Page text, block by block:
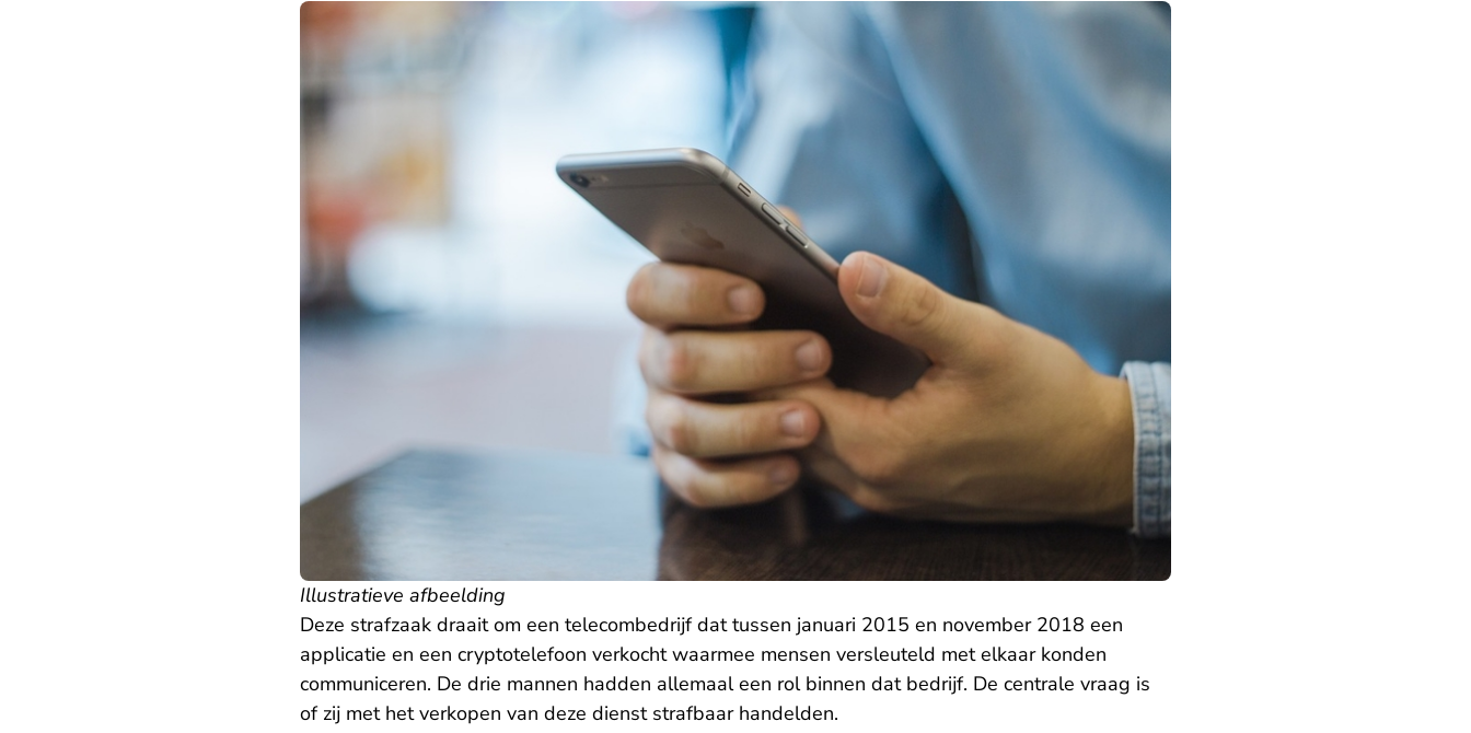
Illustratieve afbeelding
Deze strafzaak draait om een telecombedrijf dat tussen januari 2015 en november 2018 een
applicatie en een cryptotelefoon verkocht waarmee mensen versleuteld met elkaar konden
communiceren. De drie mannen hadden allemaal een rol binnen dat bedrijf. De centrale vraag is
of zij met het verkopen van deze dienst strafbaar handelden.